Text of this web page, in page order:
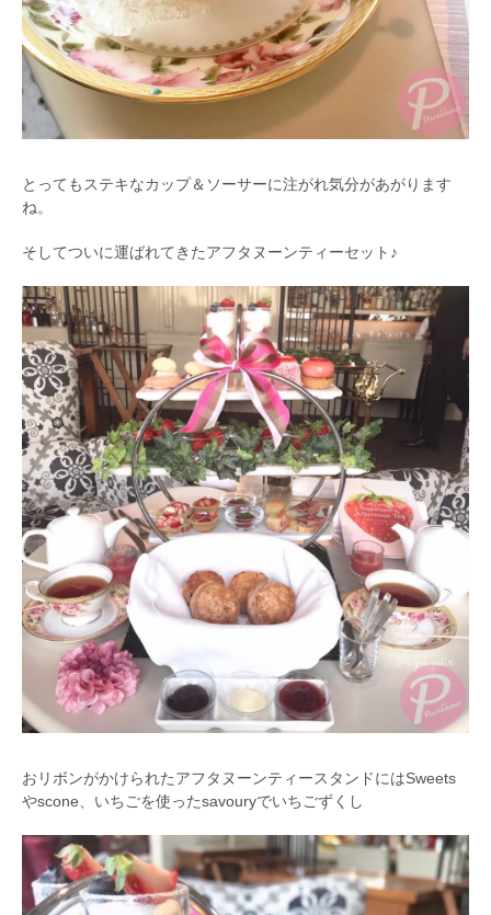
とってもステキなカップ＆ソーサーに注がれ気分があがります
ね。
そしてついに運ばれてきたアフタヌーンティーセット♪
おリボンがかけられたアフタヌーンティースタンドにはSweets
やscone、いちごを使ったsavouryでいちごずくし